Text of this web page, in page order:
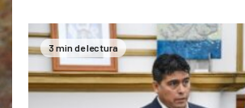
3 min de lectura